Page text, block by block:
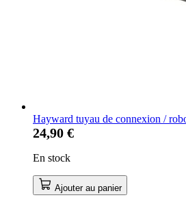
Hayward tuyau de connexion /
24,90 €
En stock
Ajouter au panier